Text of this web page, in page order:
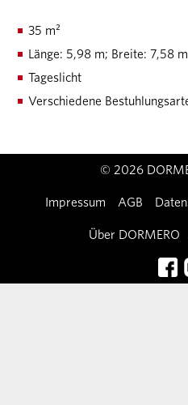
35 m²
Länge: 5,98 m; Breite: 7,58 m
Tageslicht
Verschiedene
© 2026
Impressum AGB
Über DORMERO